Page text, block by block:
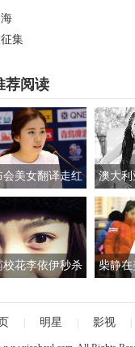
集
荐阅读
会美女翻译走红
纯如奶茶妹妹
澳大利
一
校花李依伊秒杀
美照Pk
柴静
明星 影视